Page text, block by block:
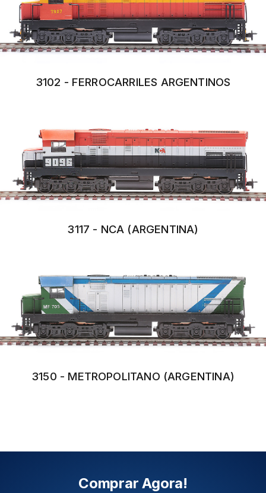
3102 - FERROCARRILES ARGENTINOS
3117 - NCA (ARGENTINA)
3150 - METROPOLITANO (ARGENTINA)
Comprar Agora!